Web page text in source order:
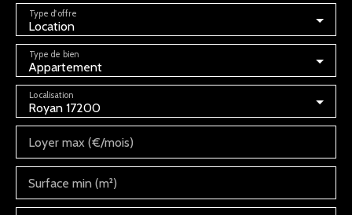
Location
Type d'offre
Appartement
Type de bien
Royan 17200
Localisation
Loyer max (€/mois)
Surface min (m²)